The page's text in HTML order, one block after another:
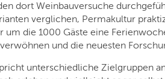
dort Weinbauversuche
verglichen, Permakultur
um die 1000 Gäste eine
und die neuesten
unterschiedliche Zielgruppen